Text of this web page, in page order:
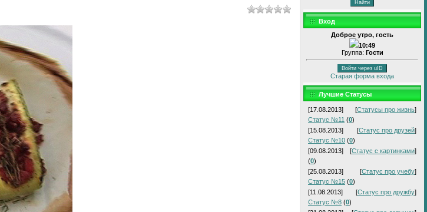
Вход
Доброе утро, гость
10:49
Группа: Гости
Войти через uID
Старая форма входа
Лучшие Статусы
[17.08.2013] [Статусы про жизнь]
Статус №11 (0)
[15.08.2013]
[Статус про друзей]
Статус №10 (0)
[09.08.2013]
[Статус с картинками]
(0)
[25.08.2013]
[Статус про учебу]
Статус №15 (0)
[11.08.2013]
[Статус про дружбу]
Статус №8 (0)